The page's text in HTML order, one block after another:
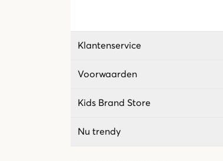
Klantenservice
Voorwaarden
Kids Brand Store
Nu trendy